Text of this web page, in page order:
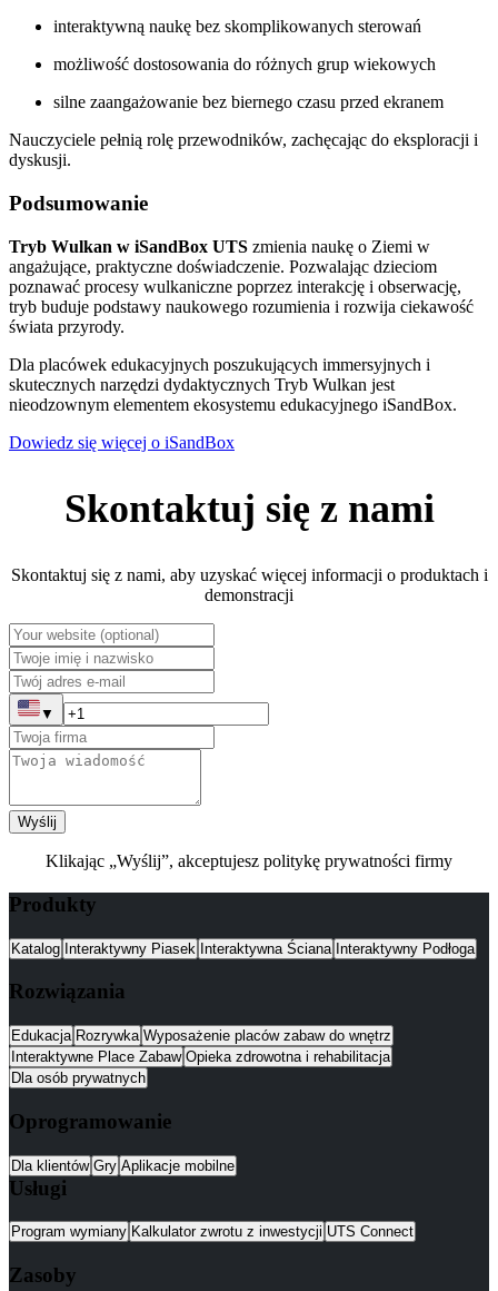
interaktywną naukę bez skomplikowanych sterowań
możliwość dostosowania do różnych grup wiekowych
silne zaangażowanie bez biernego czasu przed ekranem
Nauczyciele pełnią rolę przewodników, zachęcając do eksploracji i
dyskusji.
Podsumowanie
Tryb Wulkan w iSandBox UTS zmienia naukę o Ziemi w
angażujące, praktyczne doświadczenie. Pozwalając dzieciom
poznawać procesy wulkaniczne poprzez interakcję i obserwację,
tryb buduje podstawy naukowego rozumienia i rozwija ciekawość
świata przyrody.
Dla placówek edukacyjnych poszukujących immersyjnych i
skutecznych narzędzi dydaktycznych Tryb Wulkan jest
nieodzownym elementem ekosystemu edukacyjnego iSandBox.
Dowiedz się więcej o iSandBox
Skontaktuj się z nami
Skontaktuj się z nami, aby uzyskać więcej informacji o produktach i
demonstracji
▼
Wyślij
Klikając „Wyślij”, akceptujesz politykę prywatności firmy
Produkty
Katalog Interaktywny Piasek Interaktywna Ściana Interaktywny Podłoga
Rozwiązania
Edukacja Rozrywka Wyposażenie placów zabaw do wnętrz
Interaktywne Place Zabaw Opieka zdrowotna i rehabilitacja
Dla osób prywatnych
Oprogramowanie
Dla klientów Gry Aplikacje mobilne
Usługi
Program wymiany Kalkulator zwrotu z inwestycji UTS Connect
Zasoby